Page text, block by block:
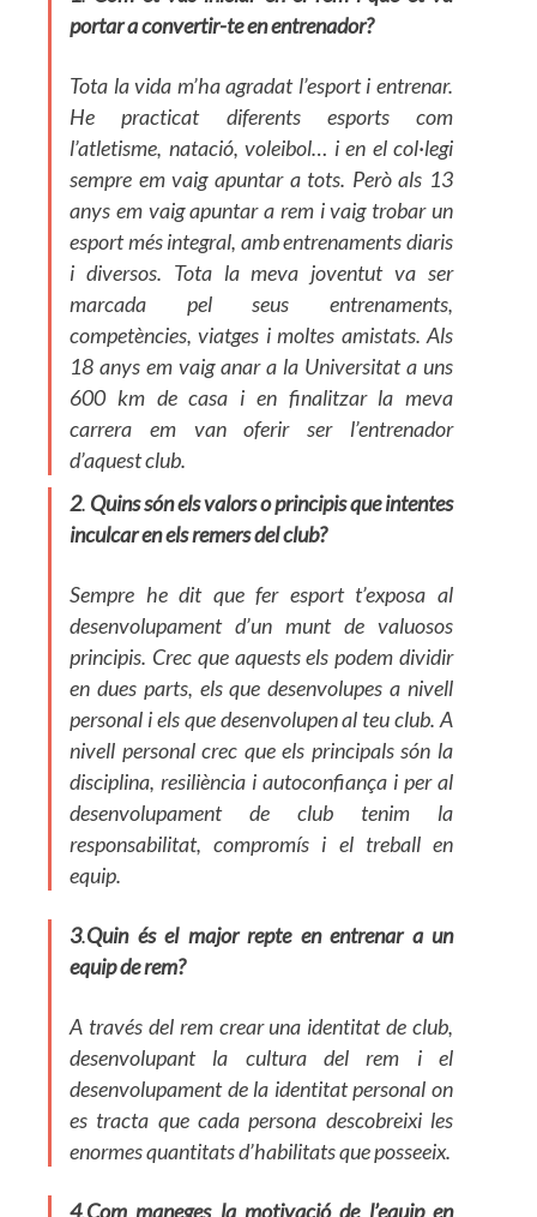
portar a convertir-te en entrenador?
Tota la vida m’ha agradat l’esport i entrenar.
He practicat diferents esports com
l’atletisme, natació, voleibol… i en el col·legi
sempre em vaig apuntar a tots. Però als 13
anys em vaig apuntar a rem i vaig trobar un
esport més integral, amb entrenaments diaris
i diversos. Tota la meva joventut va ser
marcada pel seus entrenaments,
competències, viatges i moltes amistats. Als
18 anys em vaig anar a la Universitat a uns
600 km de casa i en finalitzar la meva
carrera em van oferir ser l’entrenador
d’aquest club.
2. Quins són els valors o principis que intentes
inculcar en els remers del club?
Sempre he dit que fer esport t’exposa al
desenvolupament d’un munt de valuosos
principis. Crec que aquests els podem dividir
en dues parts, els que desenvolupes a nivell
personal i els que desenvolupen al teu club. A
nivell personal crec que els principals són la
disciplina, resiliència i autoconfiança i per al
desenvolupament de club tenim la
responsabilitat, compromís i el treball en
equip.
3.Quin és el major repte en entrenar a un
equip de rem?
A través del rem crear una identitat de club,
desenvolupant la cultura del rem i el
desenvolupament de la identitat personal on
es tracta que cada persona descobreixi les
enormes quantitats d’habilitats que posseeix.
4.Com maneges la motivació de l’equip en